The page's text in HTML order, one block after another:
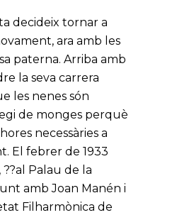
decideix tornar a
ara amb les
paterna. Arriba amb
la seva carrera
les nenes són
de monges perquè
necessàries a
El febrer de 1933
Palau de la
amb Joan Manén i
Filharmònica de